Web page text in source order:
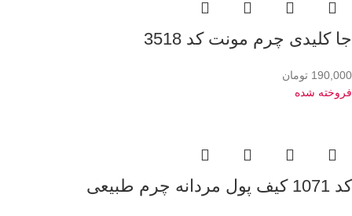
جا کلیدی چرم مونت کد 3518
190,000 تومان
فروخته شده
کد 1071 کیف پول مردانه چرم طبیعی